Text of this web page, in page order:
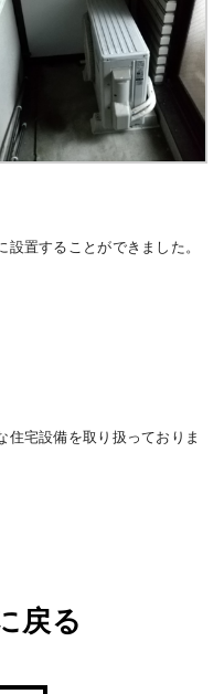
置することができました。
住宅設備を取り扱っておりま
戻る